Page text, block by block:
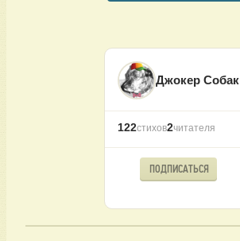
Джокер Собак
122стихов2читателя
ПОДПИСАТЬСЯ